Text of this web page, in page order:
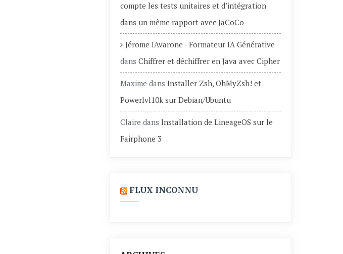
compte les tests unitaires et d’intégration
dans un même rapport avec JaCoCo
Jérome IAvarone - Formateur IA Générative
dans Chiffrer et déchiffrer en Java avec Cipher
Maxime dans Installer Zsh, OhMyZsh! et
Powerlvl10k sur Debian/Ubuntu
Claire dans Installation de LineageOS sur le
Fairphone 3
FLUX INCONNU